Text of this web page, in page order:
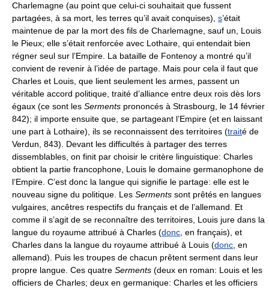
Charlemagne (au point que celui-ci souhaitait que fussent
partagées, à sa mort, les terres qu’il avait conquises), s’était
maintenue de par la mort des fils de Charlemagne, sauf un, Louis
le Pieux; elle s’était renforcée avec Lothaire, qui entendait bien
régner seul sur l’Empire. La bataille de Fontenoy a montré qu’il
convient de revenir à l’idée de partage. Mais pour cela il faut que
Charles et Louis, que lient seulement les armes, passent un
véritable accord politique, traité d’alliance entre deux rois dès lors
égaux (ce sont les Serments prononcés à Strasbourg, le 14 février
842); il importe ensuite que, se partageant l’Empire (et en laissant
une part à Lothaire), ils se reconnaissent des territoires (traité de
Verdun, 843). Devant les difficultés à partager des terres
dissemblables, on finit par choisir le critère linguistique: Charles
obtient la partie francophone, Louis le domaine germanophone de
l’Empire. C’est donc la langue qui signifie le partage: elle est le
nouveau signe du politique. Les Serments sont prêtés en langues
vulgaires, ancêtres respectifs du français et de l’allemand. Et
comme il s’agit de se reconnaître des territoires, Louis jure dans la
langue du royaume attribué à Charles (donc , en français), et
Charles dans la langue du royaume attribué à Louis (donc , en
allemand). Puis les troupes de chacun prêtent serment dans leur
propre langue. Ces quatre Serments (deux en roman: Louis et les
officiers de Charles; deux en germanique: Charles et les officiers